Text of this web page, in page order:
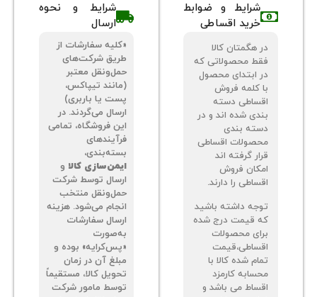
شرایط و ضوابط
خرید اقساطی
محصولاتی که
ابتدای محصول
شده اند و در
اقساطی
را دارند.
داشته باشید
قیمت درج شده
شده کالا با
می باشد و
شرایط و نحوه
«کلیه سفارشات از
طریق شرکت‌های
حمل‌ونقل معتبر
(مانند تیپاکس،
پست یا باربری)
ارسال می‌گردند. در
این فروشگاه، تمامی
ایمن‌سازی کالاو
ارسال توسط شرکت
حمل‌ونقل منتخب
انجام می‌شود. هزینه
ارسال سفارشات
«پس‌کرایه» بوده و
مبلغ آن در زمان
تحویل کالا، مستقیماً
توسط مامور شرکت